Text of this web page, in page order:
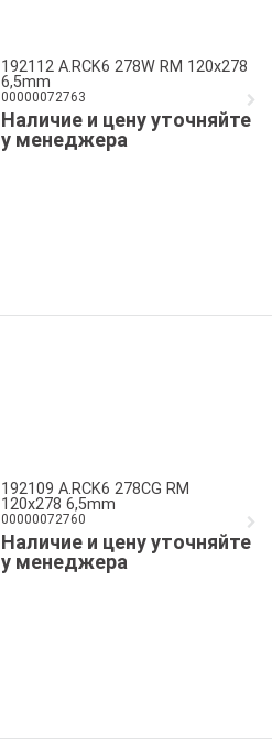
192112 A.RCK6 278W RM 120x278
6,5mm
00000072763
Наличие и цену уточняйте
у менеджера
192109 A.RCK6 278CG RM
120x278 6,5mm
00000072760
Наличие и цену уточняйте
у менеджера